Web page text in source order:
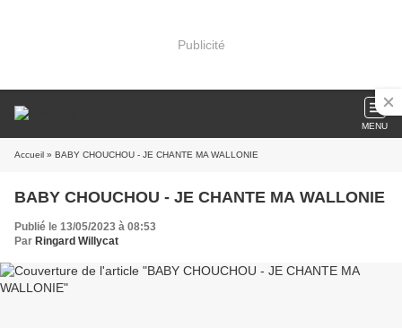
Publicité
MENU
Accueil » BABY CHOUCHOU - JE CHANTE MA WALLONIE
BABY CHOUCHOU - JE CHANTE MA WALLONIE
Publié le 13/05/2023 à 08:53
Par Ringard Willycat